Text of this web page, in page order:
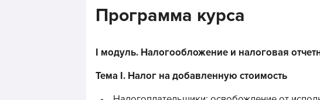
Программа курса
I модуль. Налогообложение и налоговая
Тема I. Налог на добавленную стоимость